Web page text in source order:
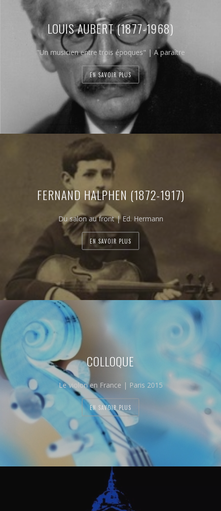
LOUIS AUBERT (1877-1968)
"Un musicien entre trois époques" | A paraître
EN SAVOIR PLUS
FERNAND HALPHEN (1872-1917)
Du salon au front | Ed. Hermann
EN SAVOIR PLUS
COLLOQUE
Le violon en France | Paris 2015
EN SAVOIR PLUS